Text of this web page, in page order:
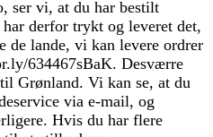
ser vi, at du har bestilt
derfor trykt og leveret det,
de lande, vi kan levere ordrer
634467sBaK. Desværre
Grønland. Vi kan se, at du
via e-mail, og
Hvis du har flere